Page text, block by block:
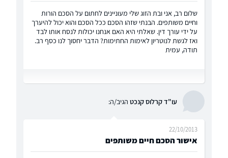
שלום רב, אני ובת הזוג שלי מעוניינים לחתום על הסכם הורות
וחיים משותפים. הבנתי שזהו הסכם ככל הסכם והוא יכול להיערך
על ידי עורך דין. שאלתי היא האם אנחנו יכולות לנסח אותו לבד
ואז לגשת לנוטריון לאימות החתימות? הדבר יחסוך לנו כסף רב.
תודה, עמית
עו"ד קרלוס קנכט הגיב/ה:
אישור הסכם חיים משותפים
22/10/2013